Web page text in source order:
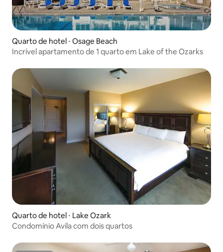
Quarto de hotel ⋅ Osage Beach
Incrível apartamento de 1 quarto em Lake of the Ozarks
Quarto de hotel ⋅ Lake Ozark
Condomínio Avila com dois quartos